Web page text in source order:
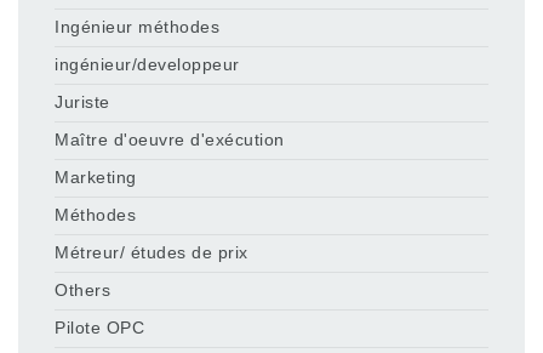
Ingénieur méthodes
ingénieur/developpeur
Juriste
Maître d'oeuvre d'exécution
Marketing
Méthodes
Métreur/ études de prix
Others
Pilote OPC